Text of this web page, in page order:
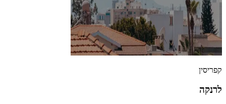
קפריסין
לרנקה